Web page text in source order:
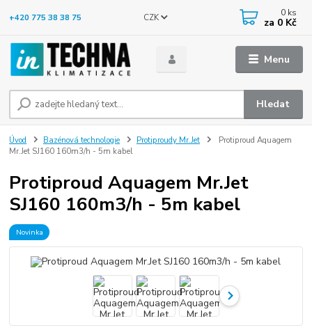
Menu
CZK
Hledat
+420 775 38 38 75 0 ks
za 0 Kč
Úvod Bazénová technologie Protiproudy Mr.Jet
Protiproud Aquagem
Mr.Jet SJ160 160m3/h - 5m kabel
Protiproud Aquagem Mr.Jet
SJ160 160m3/h - 5m kabel
Novinka